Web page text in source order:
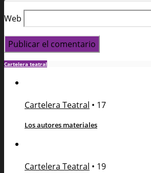
Web
Cartelera teatral
Cartelera Teatral • 17
Los autores materiales
Cartelera Teatral • 19